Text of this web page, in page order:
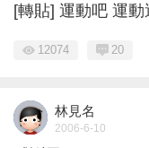
[轉貼] 運動吧 運動
12074 20
林見名
2006-6-10